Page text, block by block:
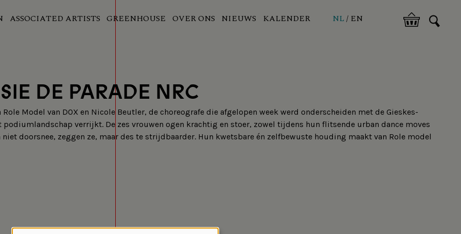
ASSOCIATED ARTISTS GREENHOUSE OVER ONS NIEUWS KALENDER NL EN
DE PARADE NRC
Model van DOX en Nicole Beutler, de choreografe die afgelopen week werd onderscheiden met de Gieskes-
verrijkt. De zes vrouwen ogen krachtig en stoer, zowel tijdens hun flitsende urban dance moves
doorsnee, zeggen ze, maar des te strijdbaarder. Hun kwetsbare én zelfbewuste houding maakt van Role model